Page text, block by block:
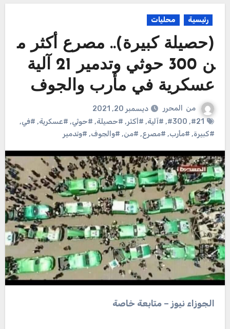
رئيسية محليات
(حصيلة كبيرة).. مصرع أكثر م
ن 300 حوثي وتدمير 21 آلية
عسكرية في مأرب والجوف
من المحرر
ديسمبر 20, 2021
#21
,
#300
, #آلية, #أكثر, #حصيلة, #حوثي, #عسكرية, #في,
#كبيرة, #مأرب, #مصرع, #من, #والجوف, #وتدمير
الجوزاء نيوز – متابعة خاصة